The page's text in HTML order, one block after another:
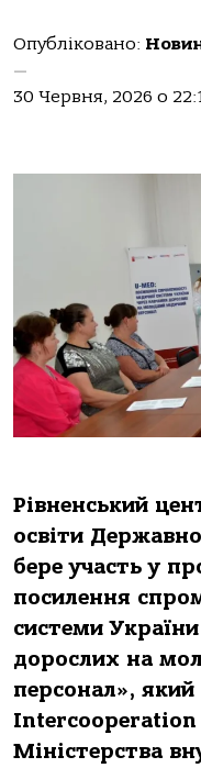
Опубліковано:
—
30 Червня, 2026 о
Рівненський
освіти
бере участь у
посилення
системи
дорослих на
персонал», який
Intercooperation
Міністерства